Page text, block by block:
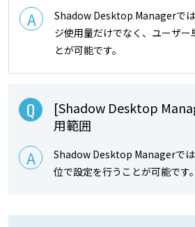
Shadow Desktop Managerで
ジ使用量だけでなく、ユーザー
とが可能です。
[Shadow Desktop
用範囲
Shadow Desktop Managerで
位で設定を行うことが可能です。